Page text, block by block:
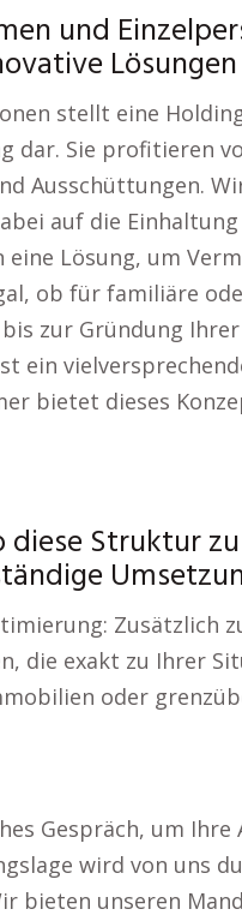
und
stellt eine
dar. Sie profitieren
Ausschüttungen.
auf die
Lösung, um
ob für familiäre
zur Gründung
ein
bietet dieses
Struktur
Zusätzlich
die exakt zu Ihrer
oder
Gespräch, um
wird von uns
bieten unseren